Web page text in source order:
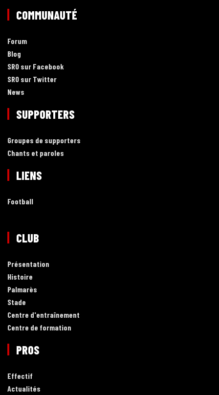
COMMUNAUTÉ
Forum
Blog
SRO sur Facebook
SRO sur Twitter
News
SUPPORTERS
Groupes de supporters
Chants et paroles
LIENS
Football
CLUB
Présentation
Histoire
Palmarès
Stade
Centre d'entraînement
Centre de formation
PROS
Effectif
Actualités